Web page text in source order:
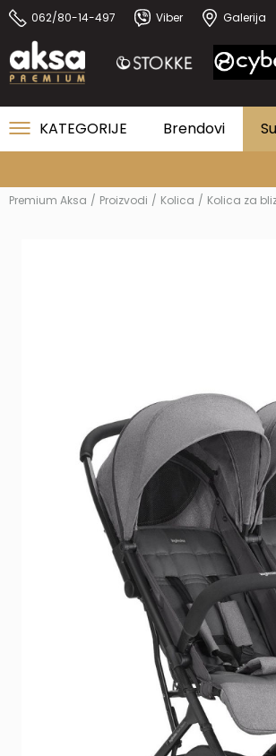
062/80-14-497 Viber Galerija
KATEGORIJE Brendovi
Premium Aksa Proizvodi Kolica Kolica za